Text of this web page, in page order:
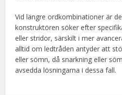
Vid längre ordkombinationer är
konstruktören söker efter
eller stridor, särskilt i mer
alltid om ledtråden antyder att
eller sömn, då snarkning eller
avsedda lösningarna i dessa fall.